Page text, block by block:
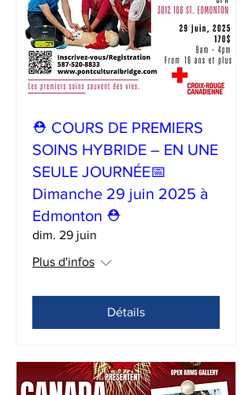
⛑ COURS DE PREMIERS
SOINS HYBRIDE – EN UNE
SEULE JOURNÉE📅
Dimanche 29 juin 2025 à
Edmonton ⛑
dim. 29 juin
Plus d'infos
Détails